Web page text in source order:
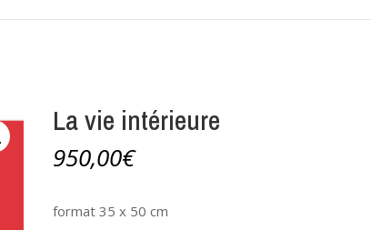
La vie intérieure
950,00€
format 35 x 50 cm